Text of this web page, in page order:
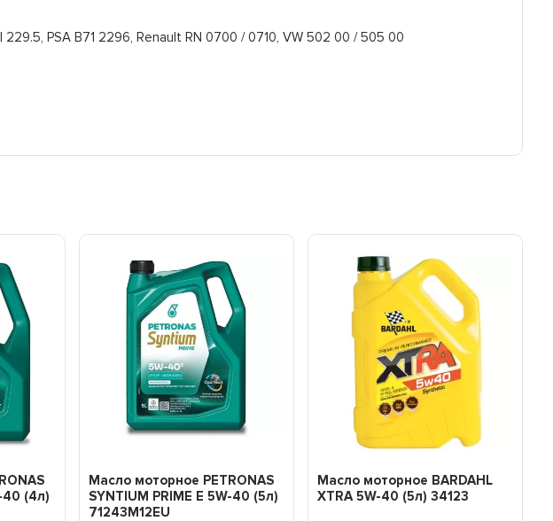
PSA B71 2296, Renault RN 0700 / 0710, VW 502 00 / 505 00
40 (4л)
Масло моторное PETRONAS
SYNTIUM PRIME E 5W-40 (5л)
71243M12EU
Масло моторное BARDAHL
ХTRA 5W-40 (5л) 34123